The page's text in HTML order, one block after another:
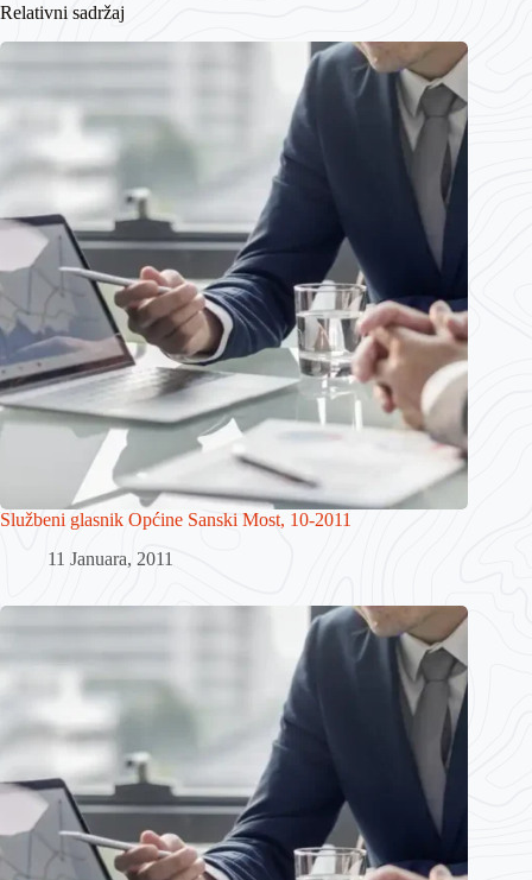
Relativni sadržaj
Službeni glasnik Općine Sanski Most, 10-2011
11 Januara, 2011